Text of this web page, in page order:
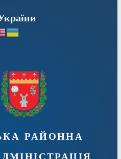
районна